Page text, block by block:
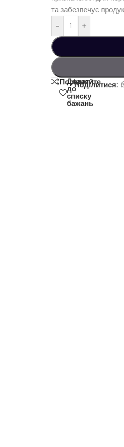
та забезпечує
-
+
Порівняйте
Додати
до
списку
бажань
Поділитися: